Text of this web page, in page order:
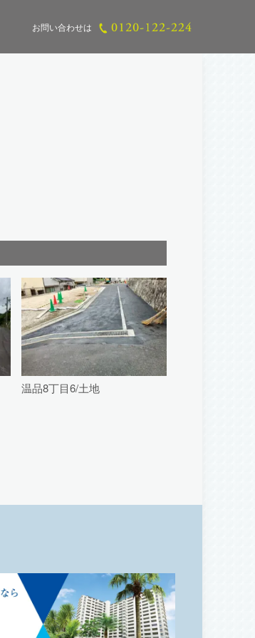
お問い合わせは
温品8丁目6/土地